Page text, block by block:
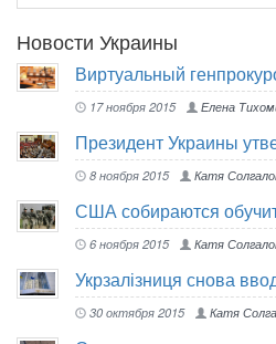
Новости Украины
Виртуальный
17 ноября 2015 Елена
Президент Украины
8 ноября 2015 Катя
США собираются
6 ноября 2015 Катя
Укрзалізниця снова
30 октября 2015 Катя